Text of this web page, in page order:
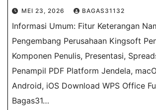
MEI 23, 2026 BAGAS31132
Informasi Umum: Fitur Keterangan
Pengembang Perusahaan Kingsoft
Komponen Penulis, Presentasi,
Penampil PDF Platform Jendela,
Android, iOS Download WPS Office
Bagas31​…